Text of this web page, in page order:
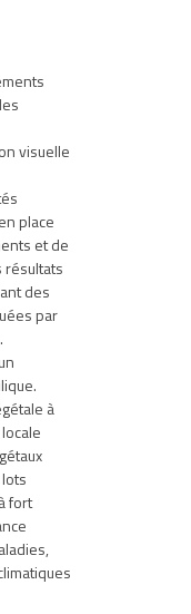
visuelle
place
et de
résultats
des
par
à
fort